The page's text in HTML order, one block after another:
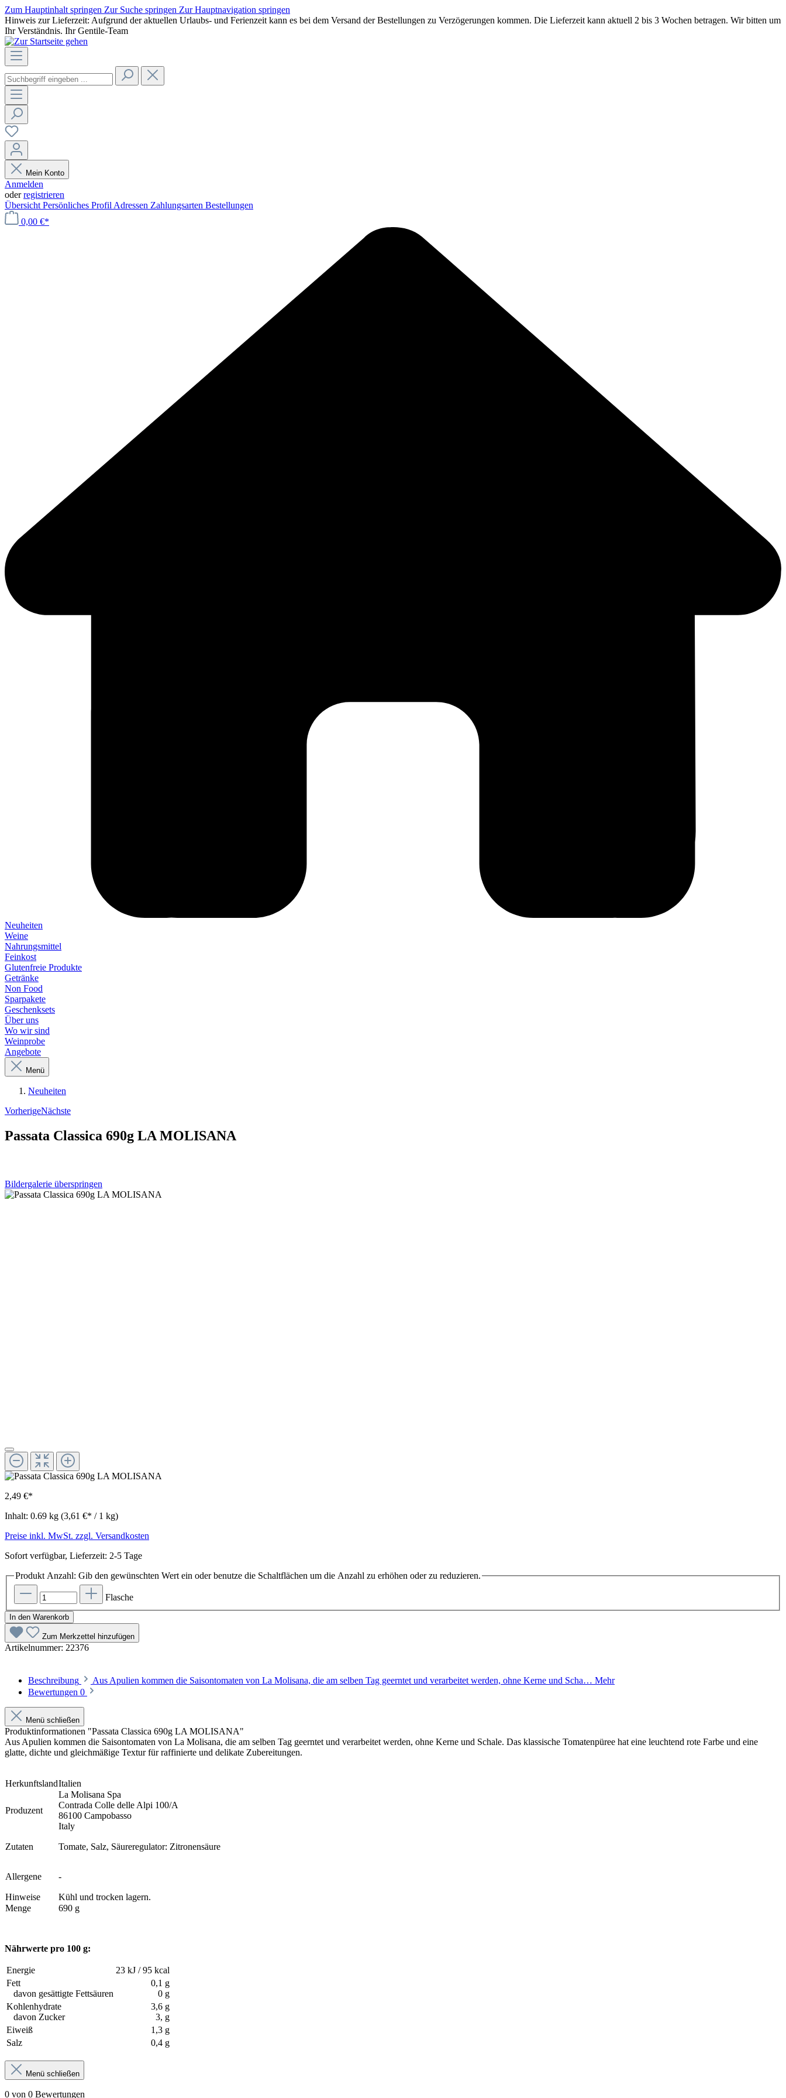
Zum Hauptinhalt springen Zur Suche springen Zur Hauptnavigation springen
Hinweis zur Lieferzeit: Aufgrund der aktuellen Urlaubs- und Ferienzeit kann es bei dem Versand der Bestellungen zu Verzögerungen kommen. Die Lieferzeit kann aktuell 2 bis 3 Wochen betragen. Wir bitten um
Ihr Verständnis. Ihr Gentile-Team
Mein Konto
Anmelden
oderregistrieren
Übersicht Persönliches Profil Adressen Zahlungsarten Bestellungen
0,00 €*
Neuheiten
Weine
Nahrungsmittel
Feinkost
Glutenfreie Produkte
Getränke
Non Food
Sparpakete
Geschenksets
Über uns
Wo wir sind
Weinprobe
Angebote
Menü
Neuheiten
VorherigeNächste
Passata Classica 690g LA MOLISANA
Bildergalerie überspringen
2,49 €*
Inhalt: 0.69 kg (3,61 €* / 1 kg)
Preise inkl. MwSt. zzgl. Versandkosten
Sofort verfügbar, Lieferzeit: 2-5 Tage
Produkt Anzahl: Gib den gewünschten Wert ein oder benutze die Schaltflächen um die Anzahl zu erhöhen oder zu reduzieren.
Flasche
In den Warenkorb
Zum Merkzettel hinzufügen
Artikelnummer: 22376
Beschreibung Aus Apulien kommen die Saisontomaten von La Molisana, die am selben Tag geerntet und verarbeitet werden, ohne Kerne und Scha… Mehr
Bewertungen 0
Menü schließen
Produktinformationen "Passata Classica 690g LA MOLISANA"
Aus Apulien kommen die Saisontomaten von La Molisana, die am selben Tag geerntet und verarbeitet werden, ohne Kerne und Schale. Das klassische Tomatenpüree hat eine leuchtend rote Farbe und eine
glatte, dichte und gleichmäßige Textur für raffinierte und delikate Zubereitungen.
HerkunftslandItalien
Produzent
La Molisana Spa
Contrada Colle delle Alpi 100/A
86100 Campobasso
Italy
Zutaten Tomate, Salz, Säureregulator: Zitronensäure
Allergene -
Hinweise
Kühl und trocken lagern.
Menge
690 g
Nährwerte pro 100 g:
Energie
23 kJ / 95 kcal
Fett
davon gesättigte Fettsäuren
0,1 g
0 g
Kohlenhydrate
davon Zucker
3,6 g
3, g
Eiweiß
1,3 g
Salz
0,4 g
Menü schließen
0 von 0 Bewertungen